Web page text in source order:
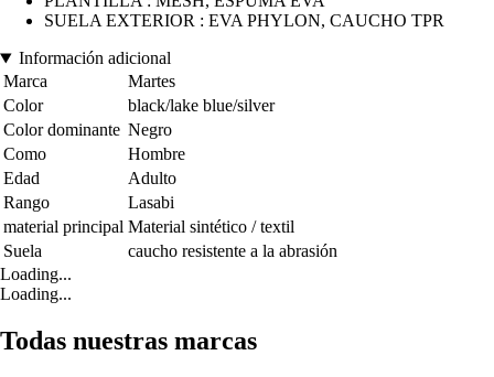
SUELA EXTERIOR : EVA PHYLON, CAUCHO TPR
Información adicional
Marca
Martes
Color
black/lake blue/silver
Color dominante Negro
Como
Hombre
Edad
Adulto
Rango
Lasabi
material principal Material sintético / textil
Suela
caucho resistente a la abrasión
Loading...
Loading...
Todas nuestras marcas